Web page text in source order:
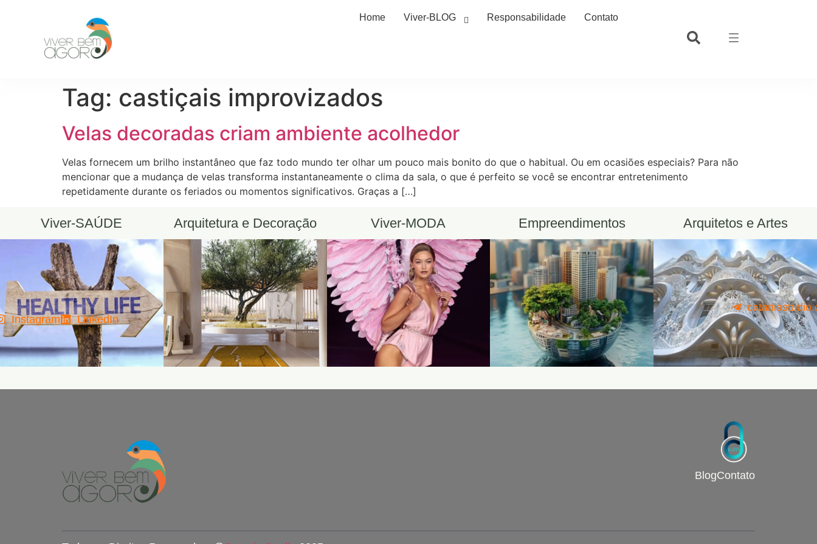
Home Viver-BLOG Responsabilidade Contato
Tag: castiçais improvizados
Velas decoradas criam ambiente acolhedor
Velas fornecem um brilho instantâneo que faz todo mundo ter olhar um pouco mais bonito do que o habitual. Ou em ocasiões especiais? Para não
mencionar que a mudança de velas transforma instantaneamente o clima da sala, o que é perfeito se você se encontrar entretenimento
repetidamente durante os feriados ou momentos significativos. Graças a […]
Viver-SAÚDE Arquitetura e Decoração Viver-MODA Empreendimentos Arquitetos e Artes
BlogContato
Instagram LinkedIn